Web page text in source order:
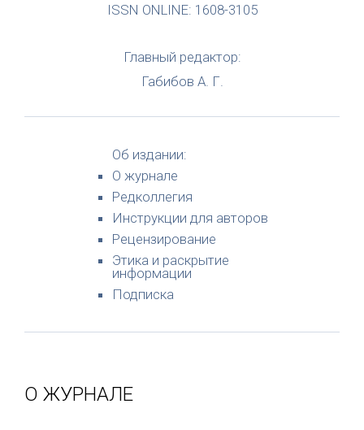
ISSN ONLINE: 1608-3105
Главный редактор:
Габибов А. Г.
Об издании:
О журнале
Редколлегия
Инструкции для авторов
Рецензирование
Этика и раскрытие
информации
Подписка
О ЖУРНАЛЕ